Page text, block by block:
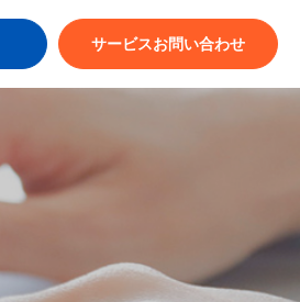
サービスお問い合わせ